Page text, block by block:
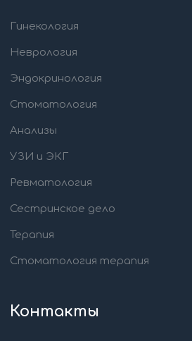
Гинекология
Неврология
Эндокринология
Стоматология
Анализы
УЗИ и ЭКГ
Ревматология
Сестринское дело
Терапия
Стоматология терапия
Контакты